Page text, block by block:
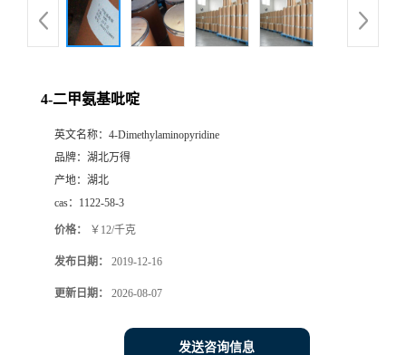
4-二甲氨基吡啶
英文名称： 4-Dimethylaminopyridine
品牌： 湖北万得
产地： 湖北
cas： 1122-58-3
价格： ￥12/千克
发布日期： 2019-12-16
更新日期： 2026-08-07
发送咨询信息